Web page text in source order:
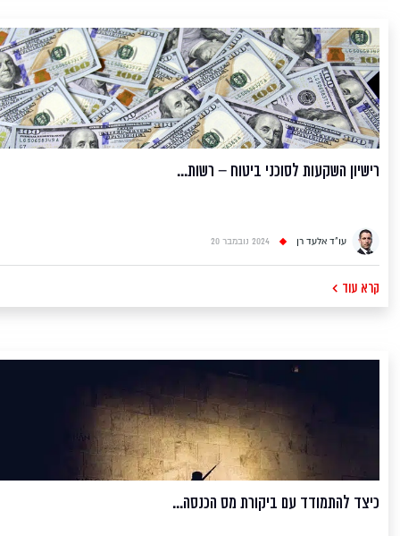
כלל הערכאות המשפטיות - בתי משפט השלום, המחוזי והעליון וכן בתי
דין משמעתיים וטריבונולים שונים. צוות הליטיגציה, בפיקוחם של
השותפים הבכירים, מקפיד על הופעה מרשימה בפני הערכאות
המשפטיות, פועל בנחישות וללא לאות להשגת מטרות הלקוח, תוך ישום
האסטרטגיה הייחודית שנתפרה למידות הלקוח ובהקפדה יתרה על כל
׳פורצות דרך׳ ולתקדימים משפטיים. צוות עורכי הדין במשרד רן-תירוש
עמידה על ניסיון מהותי בליטיגציה משפטית ומצוינות מקצועית.
רישיון השקעות לסוכני ביטוח – רשות...
עו"ד אלעד רן 2024 נובמבר 20
קרא עוד
כיצד להתמודד עם ביקורת מס הכנסה...